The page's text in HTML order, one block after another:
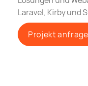
Laravel, Kirby und
Projekt